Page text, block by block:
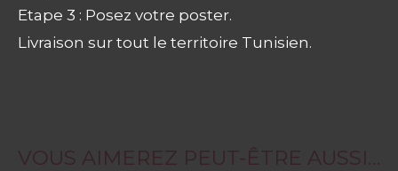
Etape 3 : Posez votre poster.
Livraison sur tout le territoire Tunisien.
VOUS AIMEREZ PEUT-ÊTRE AUSSI…